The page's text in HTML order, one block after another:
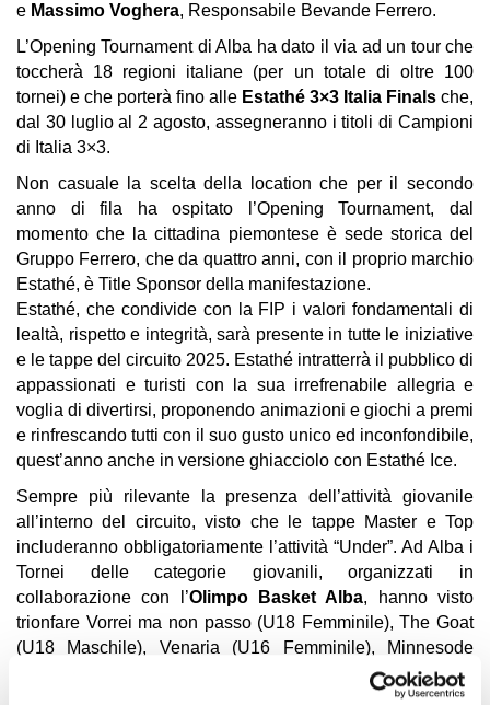
e Massimo Voghera, Responsabile Bevande Ferrero.
L’Opening Tournament di Alba ha dato il via ad un tour che
toccherà 18 regioni italiane (per un totale di oltre 100
tornei) e che porterà fino alle Estathé 3×3 Italia Finals che,
dal 30 luglio al 2 agosto, assegneranno i titoli di Campioni
di Italia 3×3.
Non casuale la scelta della location che per il secondo
anno di fila ha ospitato l’Opening Tournament, dal
momento che la cittadina piemontese è sede storica del
Gruppo Ferrero, che da quattro anni, con il proprio marchio
Estathé, è Title Sponsor della manifestazione.
Estathé, che condivide con la FIP i valori fondamentali di
lealtà, rispetto e integrità, sarà presente in tutte le iniziative
e le tappe del circuito 2025. Estathé intratterrà il pubblico di
appassionati e turisti con la sua irrefrenabile allegria e
voglia di divertirsi, proponendo animazioni e giochi a premi
e rinfrescando tutti con il suo gusto unico ed inconfondibile,
quest’anno anche in versione ghiacciolo con Estathé Ice.
Sempre più rilevante la presenza dell’attività giovanile
all’interno del circuito, visto che le tappe Master e Top
includeranno obbligatoriamente l’attività “Under”. Ad Alba i
Tornei delle categorie giovanili, organizzati in
collaborazione con l’Olimpo Basket Alba, hanno visto
trionfare Vorrei ma non passo (U18 Femminile), The Goat
(U18 Maschile), Venaria (U16 Femminile), Minnesode
Tindermilf (U16 Maschile), Beshtie (U14 Femminile), Rim
Breakers (U14 Maschile), Polipette (U13 Femminile), Air